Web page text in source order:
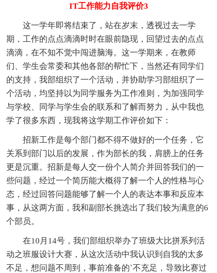
IT工作能力自我评价3
这一学年即将结束了，站在岁末，透视过去一学
期，工作的点点滴滴时时在眼前隐现，回望过去的点点
滴滴，在不知不觉中闯进脑海。这一学期来，在教师
们、学生会常委和其他各部的帮忙下，当然还有同学们
的支持，我部组织了一个活动，并协助学习部组织了一
个活动，均坚持以为同学服务为工作准则，为加强同学
与学校、同学与学生会的联系和了解而努力，从中我也
学了很多东西，现我将这学期工作评价如下：
招新工作是每个部门都不得不做好的一个任务，它
关系到部门以后的发展，作为部长的我，肩膀上的任务
更是沉重。招新是每人交一份个人简介并回答我们的一
些问题，经过一个简历能大概得了解一个人的性格与心
态，经过回答问题能够了解一个人的表达本事和反应本
事，从这两方面，我和副部长挑选出了我们较为满意的6
个部员。
在10月14号，我们部组织举办了班级大比拼系列活
动之班服设计大赛，从这次活动中我认识到自我的太多
不足，想问题不周到，事前准备的`不充足，导致比赛过